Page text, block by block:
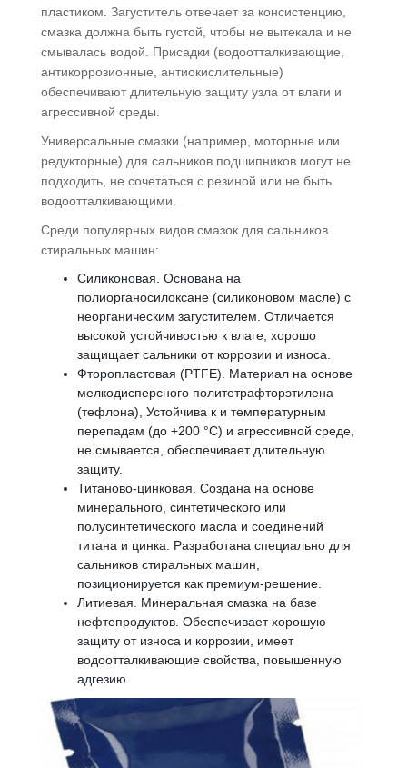
пластиком. Загуститель отвечает за консистенцию,
смазка должна быть густой, чтобы не вытекала и не
смывалась водой. Присадки (водоотталкивающие,
антикоррозионные, антиокислительные)
обеспечивают длительную защиту узла от влаги и
агрессивной среды.
Универсальные смазки (например, моторные или
редукторные) для сальников подшипников могут не
подходить, не сочетаться с резиной или не быть
водоотталкивающими.
Среди популярных видов смазок для сальников
стиральных машин:
Силиконовая. Основана на
полиорганосилоксане (силиконовом масле) с
неорганическим загустителем. Отличается
высокой устойчивостью к влаге, хорошо
защищает сальники от коррозии и износа.
Фторопластовая (PTFE). Материал на основе
мелкодисперсного политетрафторэтилена
(тефлона), Устойчива к и температурным
перепадам (до +200 °C) и агрессивной среде,
не смывается, обеспечивает длительную
защиту.
Титаново-цинковая. Создана на основе
минерального, синтетического или
полусинтетического масла и соединений
титана и цинка. Разработана специально для
сальников стиральных машин,
позиционируется как премиум‑решение.
Литиевая. Минеральная смазка на базе
нефтепродуктов. Обеспечивает хорошую
защиту от износа и коррозии, имеет
водоотталкивающие свойства, повышенную
адгезию.